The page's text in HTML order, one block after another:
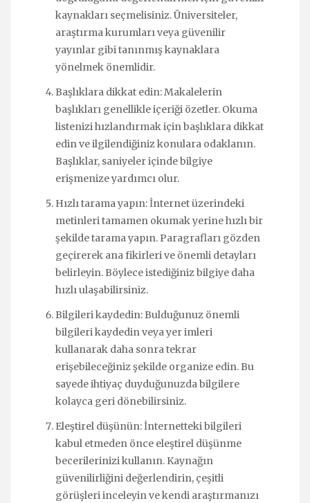
kaynakları seçmelisiniz. Üniversiteler,
araştırma kurumları veya güvenilir
yayınlar gibi tanınmış kaynaklara
yönelmek önemlidir.
Başlıklara dikkat edin: Makalelerin
başlıkları genellikle içeriği özetler. Okuma
listenizi hızlandırmak için başlıklara dikkat
edin ve ilgilendiğiniz konulara odaklanın.
Başlıklar, saniyeler içinde bilgiye
erişmenize yardımcı olur.
Hızlı tarama yapın: İnternet üzerindeki
metinleri tamamen okumak yerine hızlı bir
şekilde tarama yapın. Paragrafları gözden
geçirerek ana fikirleri ve önemli detayları
belirleyin. Böylece istediğiniz bilgiye daha
hızlı ulaşabilirsiniz.
Bilgileri kaydedin: Bulduğunuz önemli
bilgileri kaydedin veya yer imleri
kullanarak daha sonra tekrar
erişebileceğiniz şekilde organize edin. Bu
sayede ihtiyaç duyduğunuzda bilgilere
kolayca geri dönebilirsiniz.
Eleştirel düşünün: İnternetteki bilgileri
kabul etmeden önce eleştirel düşünme
becerilerinizi kullanın. Kaynağın
güvenilirliğini değerlendirin, çeşitli
görüşleri inceleyin ve kendi araştırmanızı